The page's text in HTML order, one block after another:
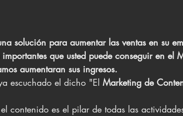
solución para aumentar las ventas en su
que usted puede conseguir en el
aumentaran sus ingresos.
escuchado el dicho "El Marketing de
contenido es el pilar de todas las